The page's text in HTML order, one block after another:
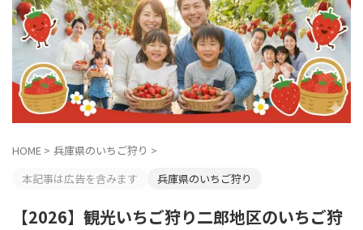
HOME > 兵庫県のいちご狩り >
本記事は広告を含みます
兵庫県のいちご狩り
【2026】観光いちご狩り二郎地区のいちご狩